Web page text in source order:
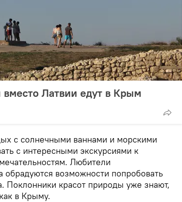
вместо Латвии едут в Крым
с солнечными ваннами и морскими
с интересными экскурсиями к
Любители
обрадуются возможности попробовать
Поклонники красот природы уже знают,
в Крыму.